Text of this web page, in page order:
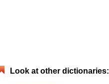
Look at other dictionaries: